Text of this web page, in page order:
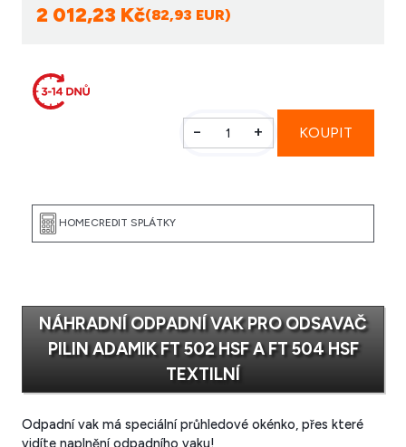
2 012,23 Kč(82,93 EUR)
- +
NÁHRADNÍ ODPADNÍ VAK PRO ODSAVAČ
PILIN ADAMIK FT 502 HSF A FT 504 HSF
TEXTILNÍ
Odpadní vak má speciální průhledové okénko, přes které
vidíte naplnění odpadního vaku!